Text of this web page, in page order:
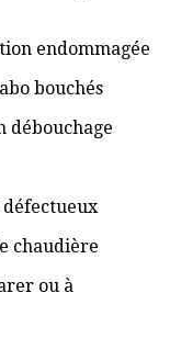
endommagée
bouchés
débouchage
défectueux
chaudière
ou à